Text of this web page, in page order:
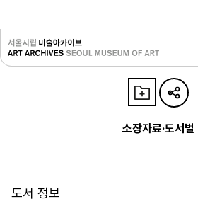
소장자료·도서별
도서 정보